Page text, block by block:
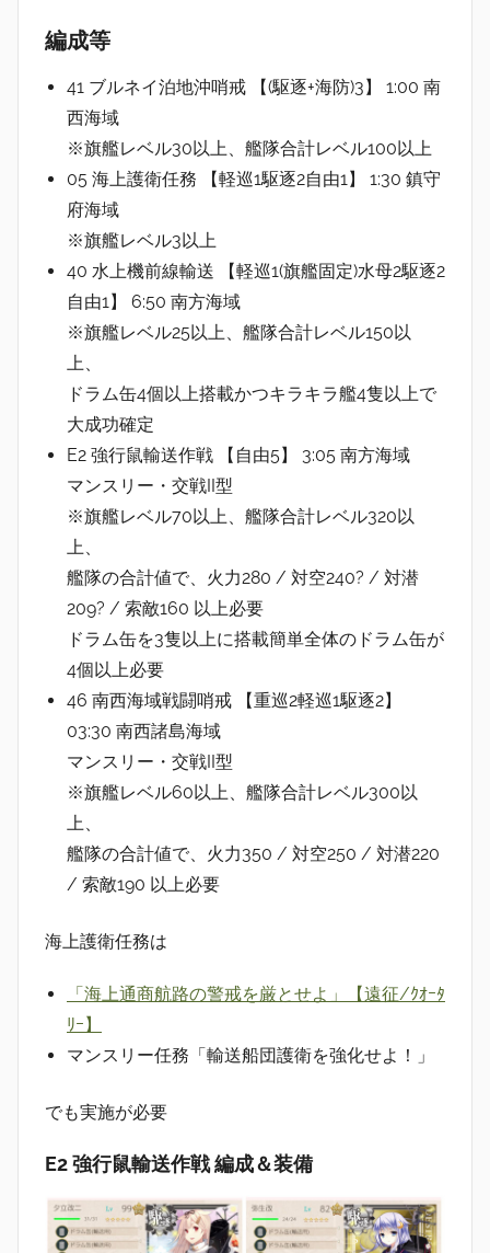
編成等
41 ブルネイ泊地沖哨戒 【(駆逐+海防)3】 1:00 南
西海域
※旗艦レベル30以上、艦隊合計レベル100以上
05 海上護衛任務 【軽巡1駆逐2自由1】 1:30 鎮守
府海域
※旗艦レベル3以上
40 水上機前線輸送 【軽巡1(旗艦固定)水母2駆逐2
自由1】 6:50 南方海域
※旗艦レベル25以上、艦隊合計レベル150以
上、
ドラム缶4個以上搭載かつキラキラ艦4隻以上で
大成功確定
E2 強行鼠輸送作戦 【自由5】 3:05 南方海域
マンスリー・交戦II型
※旗艦レベル70以上、艦隊合計レベル320以
上、
艦隊の合計値で、火力280 / 対空240? / 対潜
209? / 索敵160 以上必要
ドラム缶を3隻以上に搭載簡単全体のドラム缶が
4個以上必要
46 南西海域戦闘哨戒 【重巡2軽巡1駆逐2】
03:30 南西諸島海域
マンスリー・交戦II型
※旗艦レベル60以上、艦隊合計レベル300以
上、
艦隊の合計値で、火力350 / 対空250 / 対潜220
/ 索敵190 以上必要
海上護衛任務は
「海上通商航路の警戒を厳とせよ」【遠征/ｸｵｰﾀ
ﾘｰ】
マンスリー任務「輸送船団護衛を強化せよ！」
でも実施が必要
E2 強行鼠輸送作戦 編成＆装備